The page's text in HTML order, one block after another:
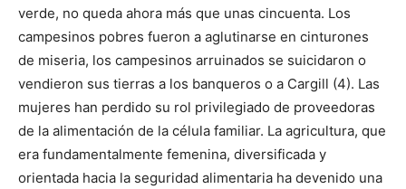
verde, no queda ahora más que unas cincuenta. Los
campesinos pobres fueron a aglutinarse en cinturones
de miseria, los campesinos arruinados se suicidaron o
vendieron sus tierras a los banqueros o a Cargill (4). Las
mujeres han perdido su rol privilegiado de proveedoras
de la alimentación de la célula familiar. La agricultura, que
era fundamentalmente femenina, diversificada y
orientada hacia la seguridad alimentaria ha devenido una